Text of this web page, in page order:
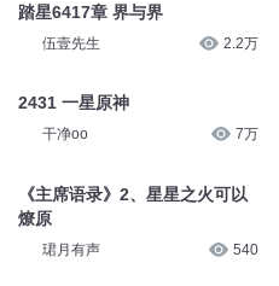
踏星6417章 界与界
伍壹先生 2.2万
2431 一星原神
干净oo 7万
《主席语录》2、星星之火可以
燎原
珺月有声 540